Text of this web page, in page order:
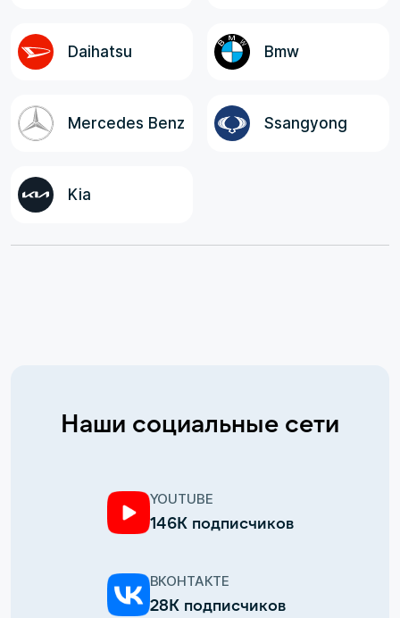
Daihatsu Bmw
Mercedes Benz Ssangyong
Kia
Наши социальные сети
YOUTUBE
146К подписчиков
ВКОНТАКТЕ
28К подписчиков